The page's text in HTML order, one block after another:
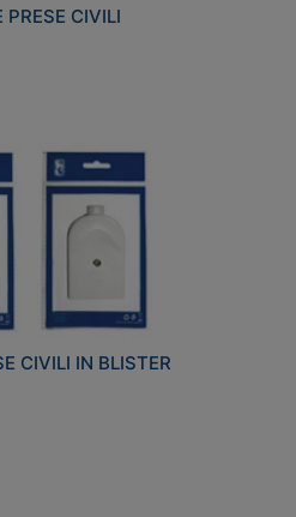
PRESE CIVILI
CIVILI IN BLISTER